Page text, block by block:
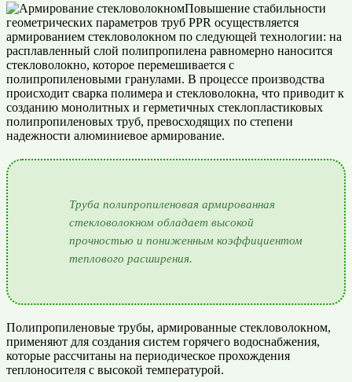
Повышение стабильности
геометрических параметров труб PPR осуществляется
армированием стекловолокном по следующей технологии: на
расплавленный слой полипропилена равномерно наносится
стекловолокно, которое перемешивается с
полипропиленовыми гранулами. В процессе производства
происходит сварка полимера и стекловолокна, что приводит к
созданию монолитных и герметичных стеклопластиковых
полипропиленовых труб, превосходящих по степени
надежности алюминиевое армирование.
Труба полипропиленовая армированная
стекловолокном обладает высокой
прочностью и пониженным коэффициентом
теплового расширения.
Полипропиленовые трубы, армированные стекловолокном,
применяют для создания систем горячего водоснабжения,
которые рассчитаны на периодическое прохождения
теплоносителя с высокой температурой.